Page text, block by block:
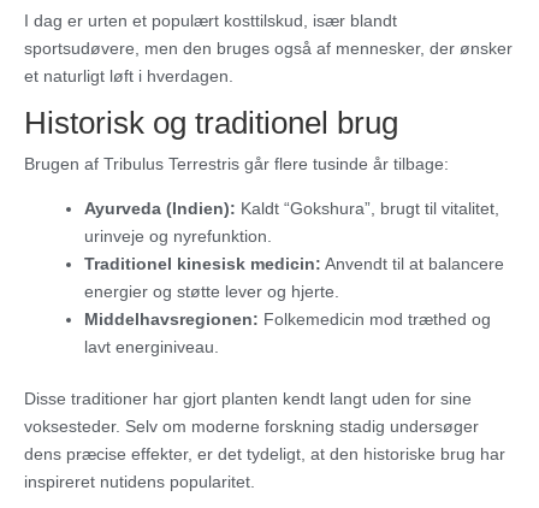
I dag er urten et populært kosttilskud, især blandt
sportsudøvere, men den bruges også af mennesker, der ønsker
et naturligt løft i hverdagen.
Historisk og traditionel brug
Brugen af Tribulus Terrestris går flere tusinde år tilbage:
Ayurveda (Indien): Kaldt “Gokshura”, brugt til vitalitet,
urinveje og nyrefunktion.
Traditionel kinesisk medicin: Anvendt til at balancere
energier og støtte lever og hjerte.
Middelhavsregionen: Folkemedicin mod træthed og
lavt energiniveau.
Disse traditioner har gjort planten kendt langt uden for sine
voksesteder. Selv om moderne forskning stadig undersøger
dens præcise effekter, er det tydeligt, at den historiske brug har
inspireret nutidens popularitet.